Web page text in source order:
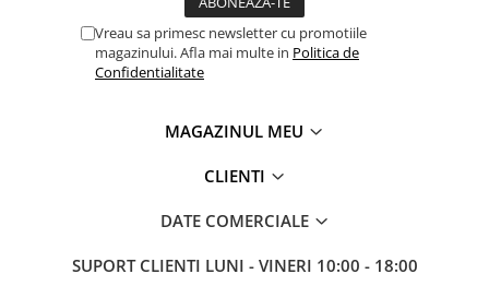
Vreau sa primesc newsletter cu promotiile
magazinului. Afla mai multe in Politica de
Confidentialitate
MAGAZINUL MEU
CLIENTI
DATE COMERCIALE
SUPORT CLIENTI LUNI - VINERI 10:00 - 18:00